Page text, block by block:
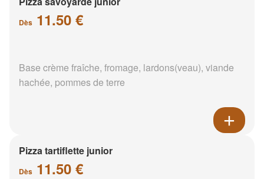
Dès 11.50 €
Base crème fraîche, fromage, lardons(veau), viande
hachée, pommes de terre
Pizza tartiflette junior
Dès 11.50 €